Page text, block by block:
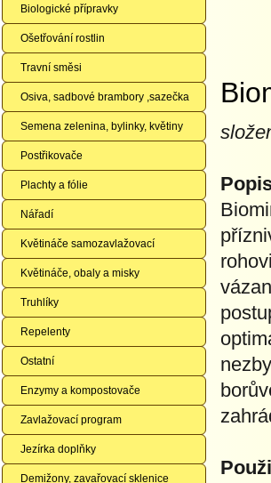
Biologické přípravky
Ošetřování rostlin
Travní směsi
Osiva, sadbové brambory ,sazečka
Semena zelenina, bylinky, květiny
Postřikovače
Plachty a fólie
Nářadí
Květináče samozavlažovací
Květináče, obaly a misky
Truhlíky
Repelenty
Ostatní
Enzymy a kompostovače
Zavlažovací program
Jezírka doplňky
Demižony, zavařovací sklenice